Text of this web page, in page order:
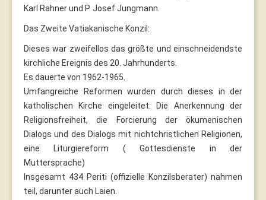
Karl Rahner und P. Josef Jungmann.
Das Zweite Vatiakanische Konzil:
Dieses war zweifellos das größte und einschneidendste
kirchliche Ereignis des 20. Jahrhunderts.
Es dauerte von 1962-1965.
Umfangreiche Reformen wurden durch dieses in der
katholischen Kirche eingeleitet: Die Anerkennung der
Religionsfreiheit, die Forcierung der ökumenischen
Dialogs und des Dialogs mit nichtchristlichen Religionen,
eine Liturgiereform ( Gottesdienste in der
Muttersprache)
Insgesamt 434 Periti (offizielle Konzilsberater) nahmen
teil, darunter auch Laien.